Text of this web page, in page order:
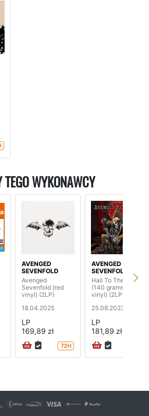
WYKONAWCY
AVENGED
SEVENFOLD
Avenged
Sevenfold (red
vinyl) (2LP)
18.04.2025
LP
169,89 zł
72H
AVENGED
SEVENFOLD
Hail To The King
(140 grams, gold
vinyl) (2LP)
25.08.2023
LP
181,89 zł